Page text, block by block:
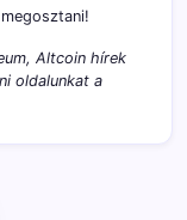
Altcoin hírek
oldalunkat a